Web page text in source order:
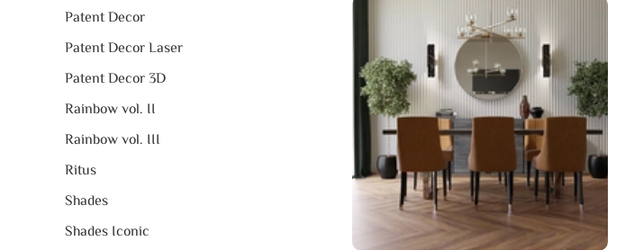
Patent Decor
Patent Decor Laser
Patent Decor 3D
Rainbow vol. II
Rainbow vol. III
Ritus
Shades
Shades Iconic